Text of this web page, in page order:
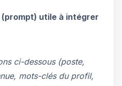
(prompt) utile à intégrer
ci-dessous (poste,
mots-clés du profil,